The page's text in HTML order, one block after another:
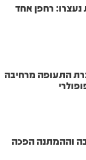
רחפן אחד
התעופה מרחיבה
וההמתנה הפכה